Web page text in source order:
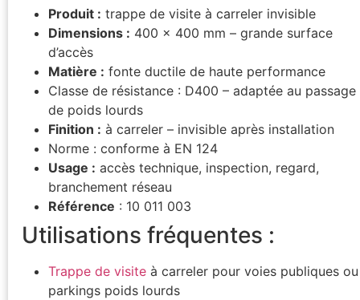
Produit : trappe de visite à carreler invisible
Dimensions : 400 x 400 mm – grande surface
d’accès
Matière : fonte ductile de haute performance
Classe de résistance : D400 – adaptée au passage
de poids lourds
Finition : à carreler – invisible après installation
Norme : conforme à EN 124
Usage : accès technique, inspection, regard,
branchement réseau
Référence : 10 011 003
️ Utilisations fréquentes :
Trappe de visite à carreler pour voies publiques ou
parkings poids lourds